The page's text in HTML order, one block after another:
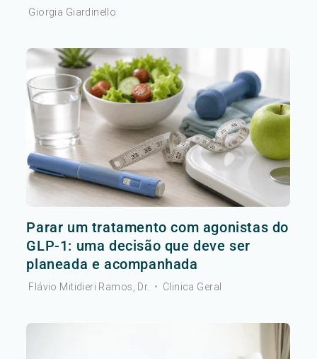
Giorgia Giardinello
Parar um tratamento com agonistas do
GLP-1: uma decisão que deve ser
planeada e acompanhada
Flávio Mitidieri Ramos, Dr. • Clinica Geral